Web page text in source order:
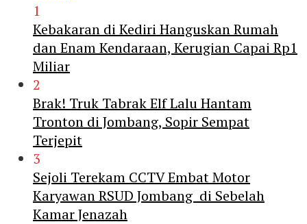
1
Kebakaran di Kediri Hanguskan Rumah
dan Enam Kendaraan, Kerugian Capai Rp1
Miliar
2
Brak! Truk Tabrak Elf Lalu Hantam
Tronton di Jombang, Sopir Sempat
Terjepit
3
Sejoli Terekam CCTV Embat Motor
Karyawan RSUD Jombang di Sebelah
Kamar Jenazah